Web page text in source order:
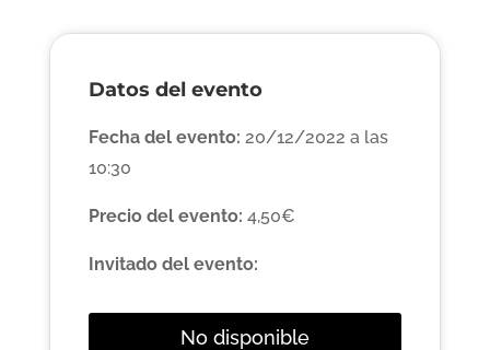
Datos del evento
Fecha del evento: 20/12/2022 a las
10:30
Precio del evento: 4,50€
Invitado del evento:
No disponible